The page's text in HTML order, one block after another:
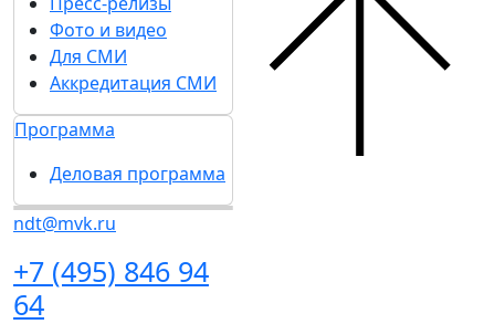
Фото и видео
Для СМИ
Аккредитация СМИ
Программа
Деловая программа
ndt@mvk.ru
+7 (495) 846 94
64